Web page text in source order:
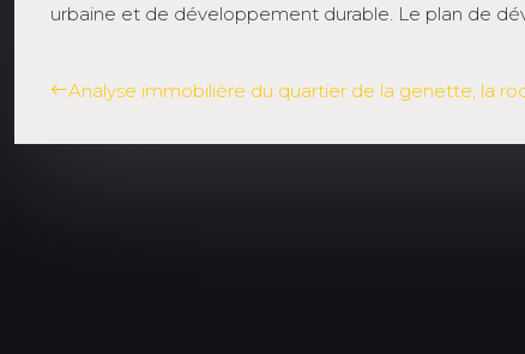
urbaine et de développement durable. Le plan de
Analyse immobilière du quartier de la genette, la